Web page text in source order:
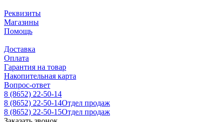
Реквизиты
Магазины
Помощь
Доставка
Оплата
Гарантия на товар
Накопительная карта
Вопрос-ответ
8 (8652) 22-50-14
8 (8652) 22-50-14Отдел продаж
8 (8652) 22-50-15Отдел продаж